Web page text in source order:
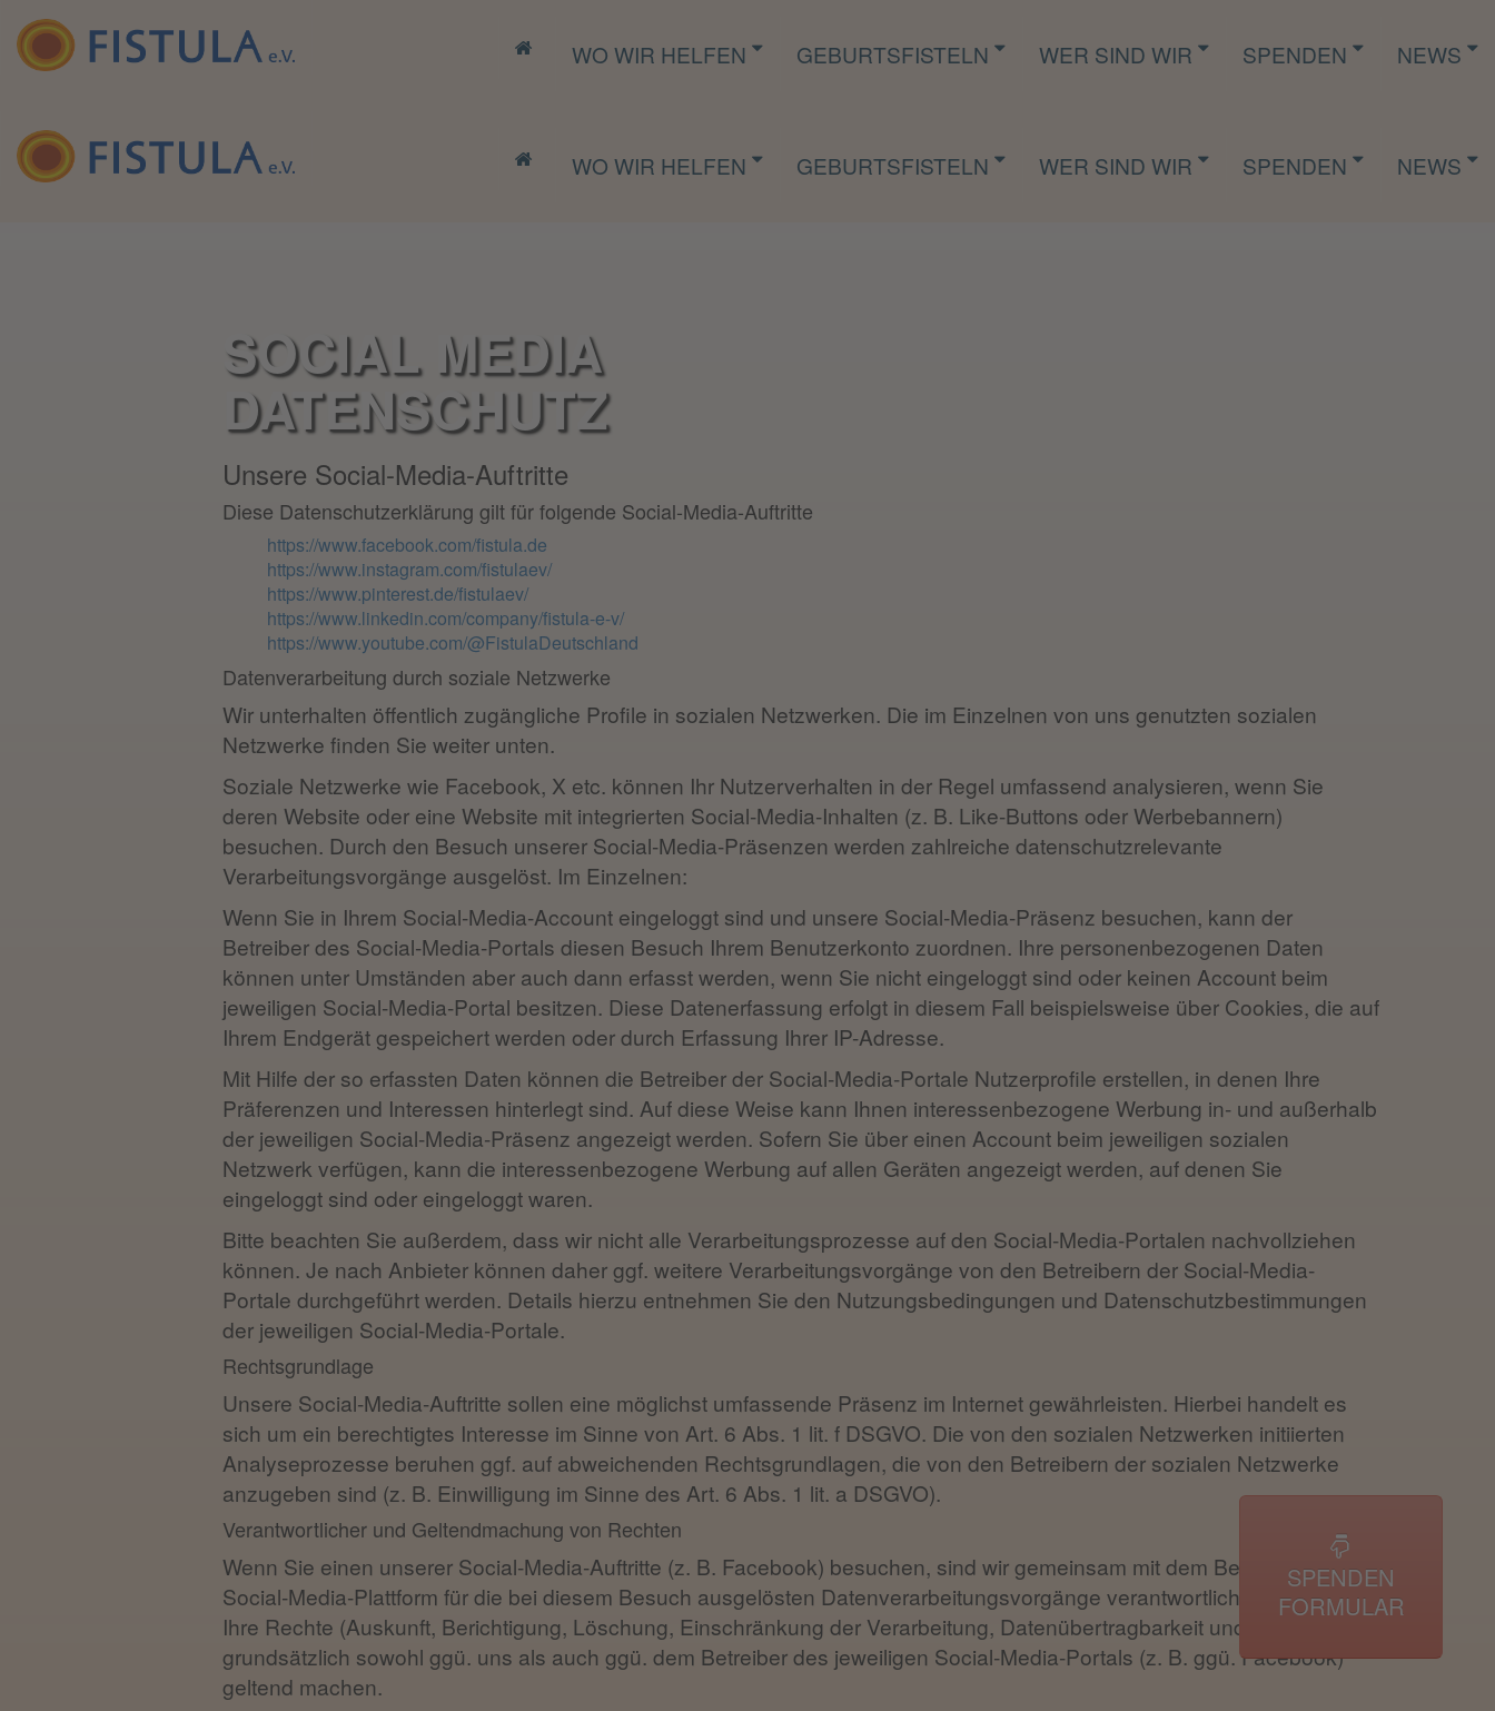
WO WIR HELFEN GEBURTSFISTELN WER SIND WIR SPENDEN NEWS
WO WIR HELFEN GEBURTSFISTELN WER SIND WIR SPENDEN NEWS
SPENDEN
FORMULAR
SOCIAL MEDIA
DATENSCHUTZ
Unsere Social-Media-Auftritte
Diese Datenschutzerklärung gilt für folgende Social-Media-Auftritte
https://www.facebook.com/fistula.de
https://www.instagram.com/fistulaev/
https://www.pinterest.de/fistulaev/
https://www.linkedin.com/company/fistula-e-v/
https://www.youtube.com/@FistulaDeutschland
Datenverarbeitung durch soziale Netzwerke
Wir unterhalten öffentlich zugängliche Profile in sozialen Netzwerken. Die im Einzelnen von uns genutzten sozialen
Netzwerke finden Sie weiter unten.
Soziale Netzwerke wie Facebook, X etc. können Ihr Nutzerverhalten in der Regel umfassend analysieren, wenn Sie
deren Website oder eine Website mit integrierten Social-Media-Inhalten (z. B. Like-Buttons oder Werbebannern)
besuchen. Durch den Besuch unserer Social-Media-Präsenzen werden zahlreiche datenschutzrelevante
Verarbeitungsvorgänge ausgelöst. Im Einzelnen:
Wenn Sie in Ihrem Social-Media-Account eingeloggt sind und unsere Social-Media-Präsenz besuchen, kann der
Betreiber des Social-Media-Portals diesen Besuch Ihrem Benutzerkonto zuordnen. Ihre personenbezogenen Daten
können unter Umständen aber auch dann erfasst werden, wenn Sie nicht eingeloggt sind oder keinen Account beim
jeweiligen Social-Media-Portal besitzen. Diese Datenerfassung erfolgt in diesem Fall beispielsweise über Cookies, die auf
Ihrem Endgerät gespeichert werden oder durch Erfassung Ihrer IP-Adresse.
Mit Hilfe der so erfassten Daten können die Betreiber der Social-Media-Portale Nutzerprofile erstellen, in denen Ihre
Präferenzen und Interessen hinterlegt sind. Auf diese Weise kann Ihnen interessenbezogene Werbung in- und außerhalb
der jeweiligen Social-Media-Präsenz angezeigt werden. Sofern Sie über einen Account beim jeweiligen sozialen
Netzwerk verfügen, kann die interessenbezogene Werbung auf allen Geräten angezeigt werden, auf denen Sie
eingeloggt sind oder eingeloggt waren.
Bitte beachten Sie außerdem, dass wir nicht alle Verarbeitungsprozesse auf den Social-Media-Portalen nachvollziehen
können. Je nach Anbieter können daher ggf. weitere Verarbeitungsvorgänge von den Betreibern der Social-Media-
Portale durchgeführt werden. Details hierzu entnehmen Sie den Nutzungsbedingungen und Datenschutzbestimmungen
der jeweiligen Social-Media-Portale.
Rechtsgrundlage
Unsere Social-Media-Auftritte sollen eine möglichst umfassende Präsenz im Internet gewährleisten. Hierbei handelt es
sich um ein berechtigtes Interesse im Sinne von Art. 6 Abs. 1 lit. f DSGVO. Die von den sozialen Netzwerken initiierten
Analyseprozesse beruhen ggf. auf abweichenden Rechtsgrundlagen, die von den Betreibern der sozialen Netzwerke
anzugeben sind (z. B. Einwilligung im Sinne des Art. 6 Abs. 1 lit. a DSGVO).
Verantwortlicher und Geltendmachung von Rechten
Wenn Sie einen unserer Social-Media-Auftritte (z. B. Facebook) besuchen, sind wir gemeinsam mit dem Betreiber der
Social-Media-Plattform für die bei diesem Besuch ausgelösten Datenverarbeitungsvorgänge verantwortlich. Sie können
Ihre Rechte (Auskunft, Berichtigung, Löschung, Einschränkung der Verarbeitung, Datenübertragbarkeit und Beschwerde)
grundsätzlich sowohl ggü. uns als auch ggü. dem Betreiber des jeweiligen Social-Media-Portals (z. B. ggü. Facebook)
geltend machen.